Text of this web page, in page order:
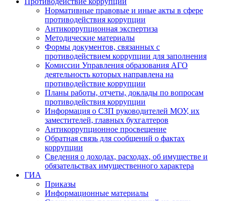
Нормативные правовые и иные акты в сфере
противодействия коррупции
Антикоррупционная экспертиза
Методические материалы
Формы документов, связанных с
противодействием коррупции для заполнения
Комиссии Управления образования АГО
деятельность которых направлена на
противодействие коррупции
Планы работы, отчеты, доклады по вопросам
противодействия коррупции
Информация о СЗП руководителей МОУ, их
заместителей, главных бухгалтеров
Антикоррупционное просвещение
Обратная связь для сообщений о фактах
коррупции
Сведения о доходах, расходах, об имуществе и
обязательствах имущественного характера
ГИА
Приказы
Информационные материалы